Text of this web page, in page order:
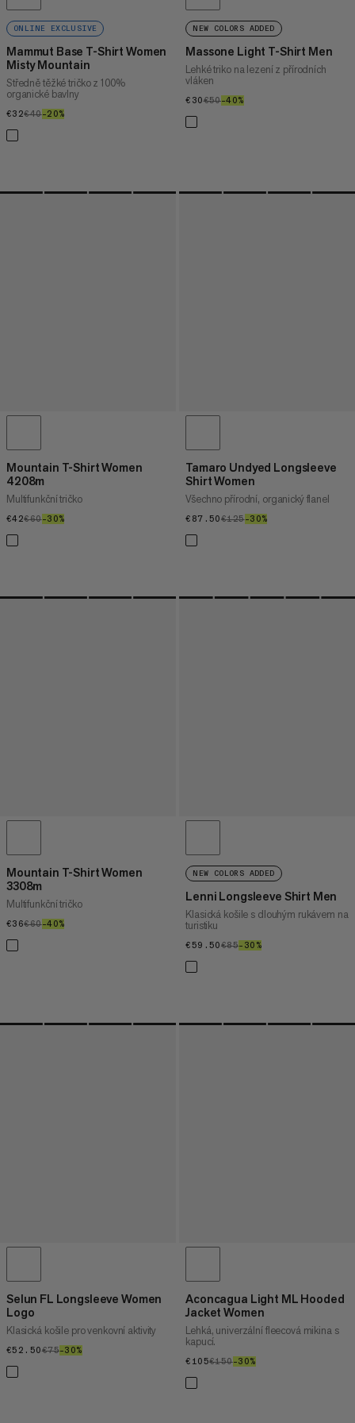
ONLINE EXCLUSIVE
Mammut Base T-Shirt Women
Misty Mountain
Středně těžké tričko z 100%
organické bavlny
€32€32
€40€40
–20%
NEW COLORS ADDED
Massone Light T-Shirt Men
Lehké triko na lezení z přírodních
vláken
€30€30
€50€50
–40%
Mountain T-Shirt Women
4208m
Multifunkční tričko
€42€42
€60€60
–30%
Tamaro Undyed Longsleeve
Shirt Women
Všechno přírodní, organický flanel
€87.50€87.50
€125€125
–30%
Mountain T-Shirt Women
3308m
Multifunkční tričko
€36€36
€60€60
–40%
NEW COLORS ADDED
Lenni Longsleeve Shirt Men
Klasická košile s dlouhým rukávem na
turistiku
€59.50€59.50
€85€85
–30%30%
Selun FL Longsleeve Women
Logo
Klasická košile pro venkovní aktivity
€52.50€52.50
€75€75
–30%
Aconcagua Light ML Hooded
Jacket Women
Lehká, univerzální fleecová mikina s
kapucí.
€105€105
€150€150
–30%